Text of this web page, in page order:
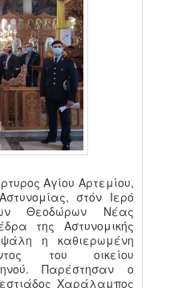
Αγίου Αρτεμίου,
στόν Ιερό
Θεοδώρων Νέας
της Αστυνομικής
η καθιερωμένη
του οικείου
Παρέστησαν ο
Χαράλαμπος